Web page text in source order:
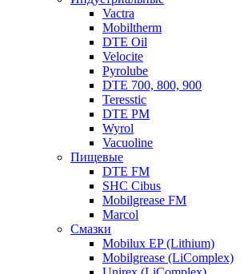
Vactra
Mobiltherm
DTE Oil
Velocite
Pyrolube
DTE 700, 800, 900
Teresstic
DTE PM
Wyrol
Vacuoline
Пищевые
DTE FM
SHC Cibus
Mobilgrease FM
Marcol
Смазки
Mobilux EP (Lithium)
Mobilgrease (LiComplex)